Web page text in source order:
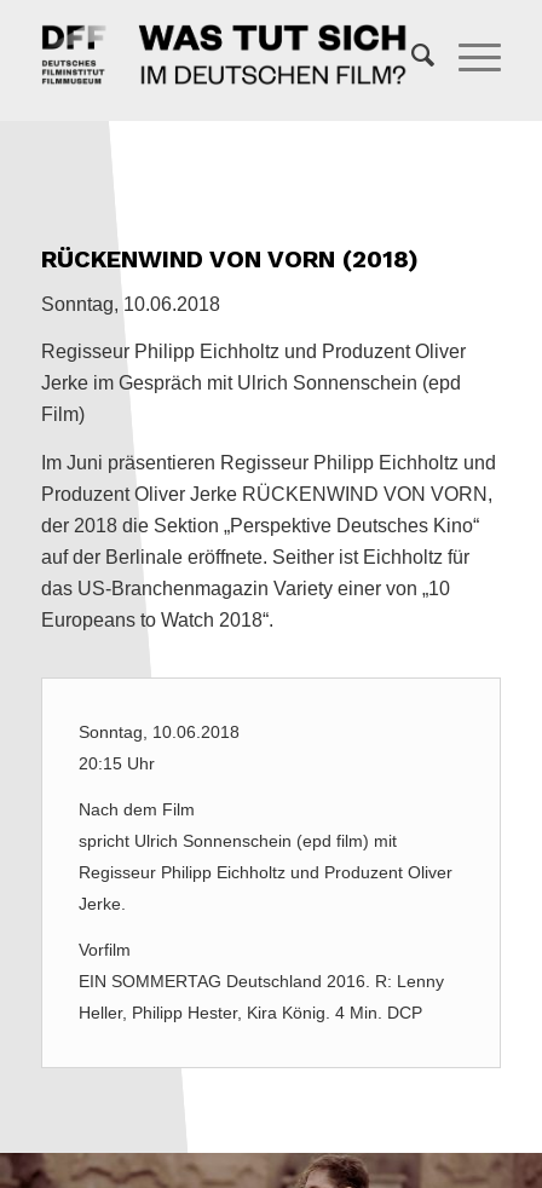
RÜCKENWIND VON VORN (2018)
Sonntag, 10.06.2018
Regisseur Philipp Eichholtz und Produzent Oliver
Jerke im Gespräch mit Ulrich Sonnenschein (epd
Film)
Im Juni präsentieren Regisseur Philipp Eichholtz und
Produzent Oliver Jerke RÜCKENWIND VON VORN,
der 2018 die Sektion „Perspektive Deutsches Kino“
auf der Berlinale eröffnete. Seither ist Eichholtz für
das US-Branchenmagazin Variety einer von „10
Europeans to Watch 2018“.
Sonntag, 10.06.2018
20:15 Uhr
Nach dem Film
spricht Ulrich Sonnenschein (epd film) mit
Regisseur Philipp Eichholtz und Produzent Oliver
Jerke.
Vorfilm
EIN SOMMERTAG Deutschland 2016. R: Lenny
Heller, Philipp Hester, Kira König. 4 Min. DCP